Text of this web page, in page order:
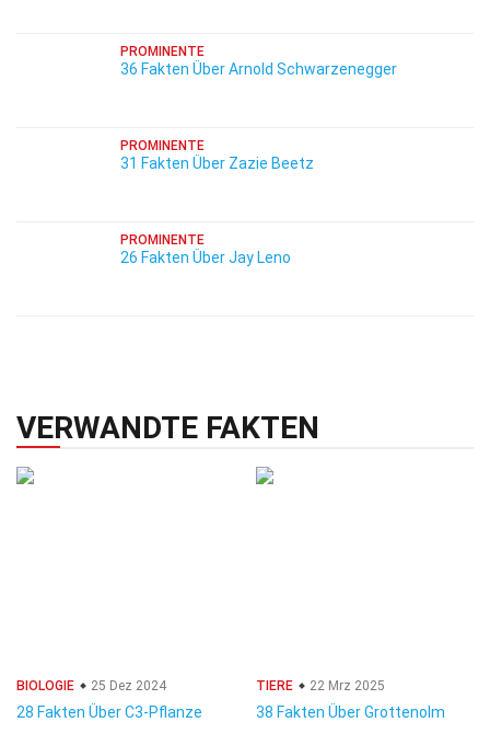
PROMINENTE
36 Fakten Über Arnold Schwarzenegger
PROMINENTE
31 Fakten Über Zazie Beetz
PROMINENTE
26 Fakten Über Jay Leno
VERWANDTE FAKTEN
BIOLOGIE 25 Dez 2024
28 Fakten Über C3-Pflanze
TIERE 22 Mrz 2025
38 Fakten Über Grottenolm